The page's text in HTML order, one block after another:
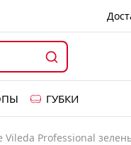
ГУБКИ
Professional